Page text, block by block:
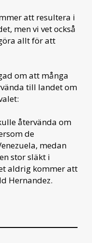
att resultera i
men vi vet också
allt för att
om att många
till landet om
återvända om
de
medan
stor släkt i
aldrig kommer att
Hernandez.